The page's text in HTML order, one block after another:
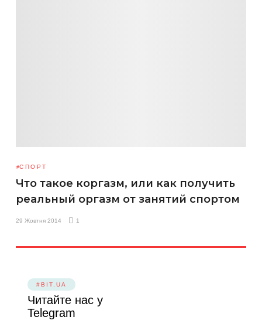
СПОРТ
Что такое коргазм, или как получить
реальный оргазм от занятий спортом
29 Жовтня 2014 1
#BIT.UA
Читайте нас у
Telegram